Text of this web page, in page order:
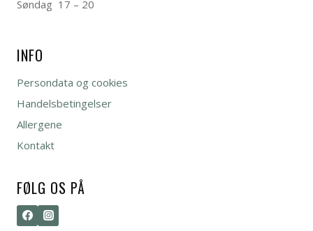
Søndag 17 – 20
INFO
Persondata og cookies
Handelsbetingelser
Allergene
Kontakt
FØLG OS PÅ